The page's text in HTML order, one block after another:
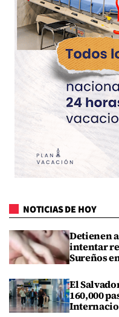
NOTICIAS DE HOY
Detienen
intentar
Sureños
El
160,000